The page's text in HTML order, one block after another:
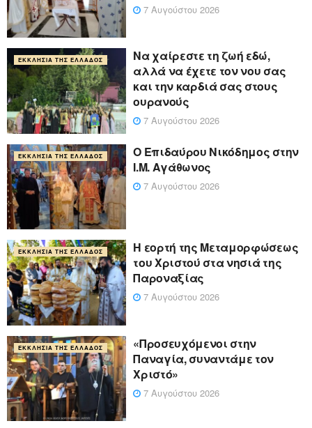
7 Αυγούστου 2026
ΕΚΚΛΗΣΊΑ ΤΗΣ ΕΛΛΆΔΟΣ
Να χαίρεστε τη ζωή εδώ,
αλλά να έχετε τον νου σας
και την καρδιά σας στους
ουρανούς
7 Αυγούστου 2026
ΕΚΚΛΗΣΊΑ ΤΗΣ ΕΛΛΆΔΟΣ
Ο Επιδαύρου Νικόδημος στην
Ι.Μ. Αγάθωνος
7 Αυγούστου 2026
ΕΚΚΛΗΣΊΑ ΤΗΣ ΕΛΛΆΔΟΣ
Η εορτή της Μεταμορφώσεως
του Χριστού στα νησιά της
Παροναξίας
7 Αυγούστου 2026
ΕΚΚΛΗΣΊΑ ΤΗΣ ΕΛΛΆΔΟΣ
«Προσευχόμενοι στην
Παναγία, συναντάμε τον
Χριστό»
7 Αυγούστου 2026